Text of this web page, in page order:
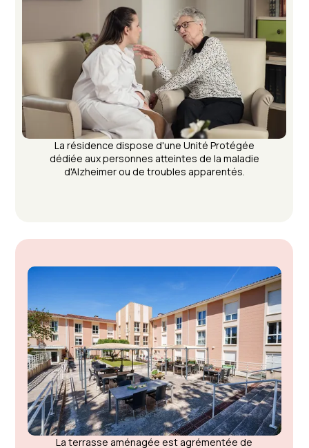
La résidence dispose d'une Unité Protégée
dédiée aux personnes atteintes de la maladie
d'Alzheimer ou de troubles apparentés.
La terrasse aménagée est agrémentée de